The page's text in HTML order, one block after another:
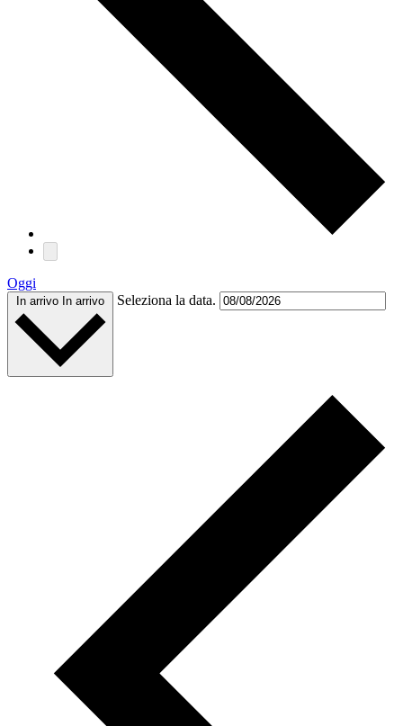
Oggi
In arrivo In arrivo Seleziona la data.